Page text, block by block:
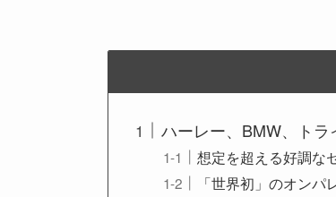
ハーレー、BMW、ト
想定を超える好調な
「世界初」のオンパ